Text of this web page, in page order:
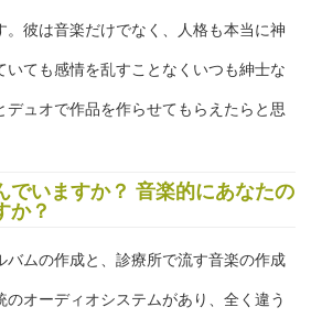
。彼は音楽だけでなく、人格も本当に神
いても感情を乱すことなくいつも紳士な
デュオで作品を作らせてもらえたらと思
でいますか？ 音楽的にあなたの
か？
ムの作成と、診療所で流す音楽の作成
のオーディオシステムがあり、全く違う